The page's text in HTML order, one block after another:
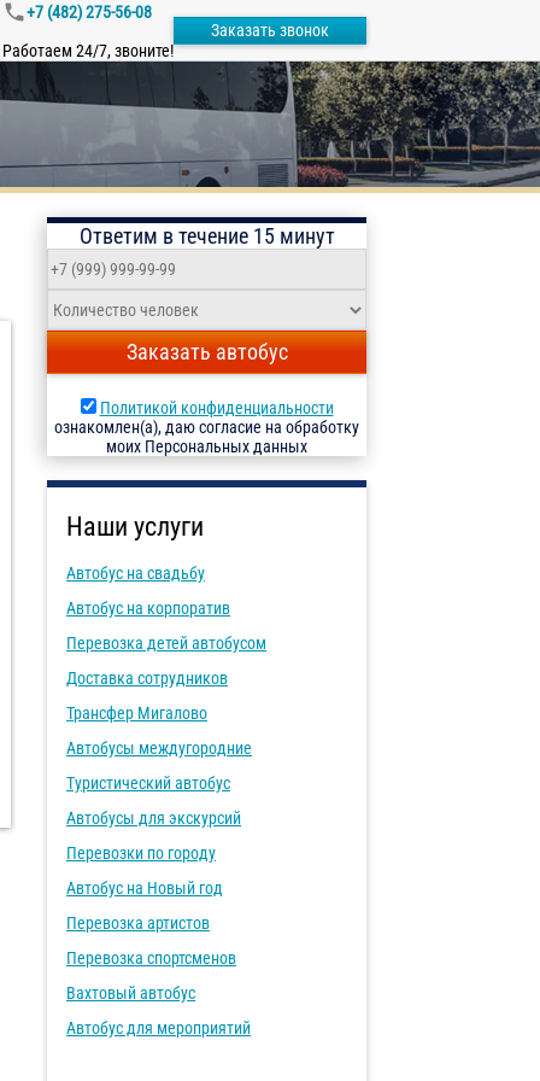
+7 (482) 275-56-08
Работаем 24/7, звоните!
Заказать звонок
Ответим в течение 15 минут
Заказать автобус
Политикой конфиденциальности
ознакомлен(а), даю согласие на обработку
моих Персональных данных
Наши услуги
Автобус на свадьбу
Автобус на корпоратив
Перевозка детей автобусом
Доставка сотрудников
Трансфер Мигалово
Автобусы междугородние
Туристический автобус
Автобусы для экскурсий
Перевозки по городу
Автобус на Новый год
Перевозка артистов
Перевозка спортсменов
Вахтовый автобус
Автобус для мероприятий